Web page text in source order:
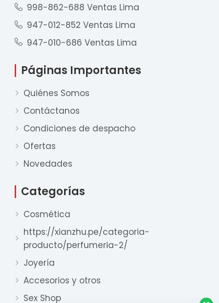
998-862-688 Ventas Lima
947-012-852 Ventas Lima
947-010-686 Ventas Lima
Páginas Importantes
Quiénes Somos
Contáctanos
Condiciones de despacho
Ofertas
Novedades
Categorías
Cosmética
https://xianzhu.pe/categoria-
producto/perfumeria-2/
Joyería
Accesorios y otros
Sex Shop
para responder a sus preguntas. ¡Lo
Disponible
Ventas Lima 1